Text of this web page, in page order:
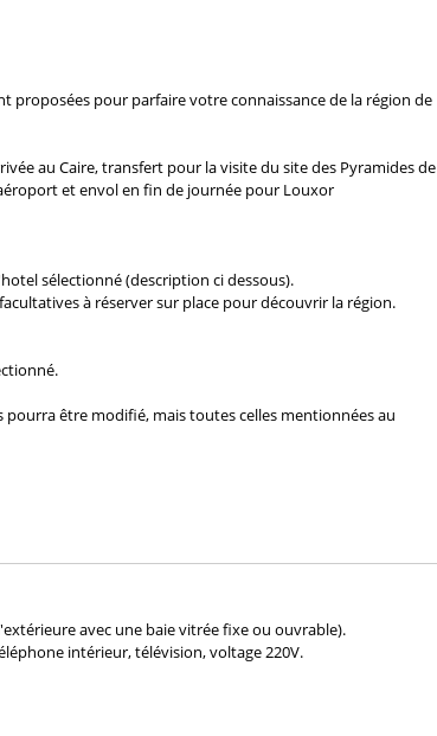
proposées pour parfaire votre connaissance de la région de
au Caire, transfert pour la visite du site des Pyramides de
et envol en fin de journée pour Louxor
sélectionné (description ci dessous).
à réserver sur place pour découvrir la région.
être modifié, mais toutes celles mentionnées au
avec une baie vitrée fixe ou ouvrable).
intérieur, télévision, voltage 220V.